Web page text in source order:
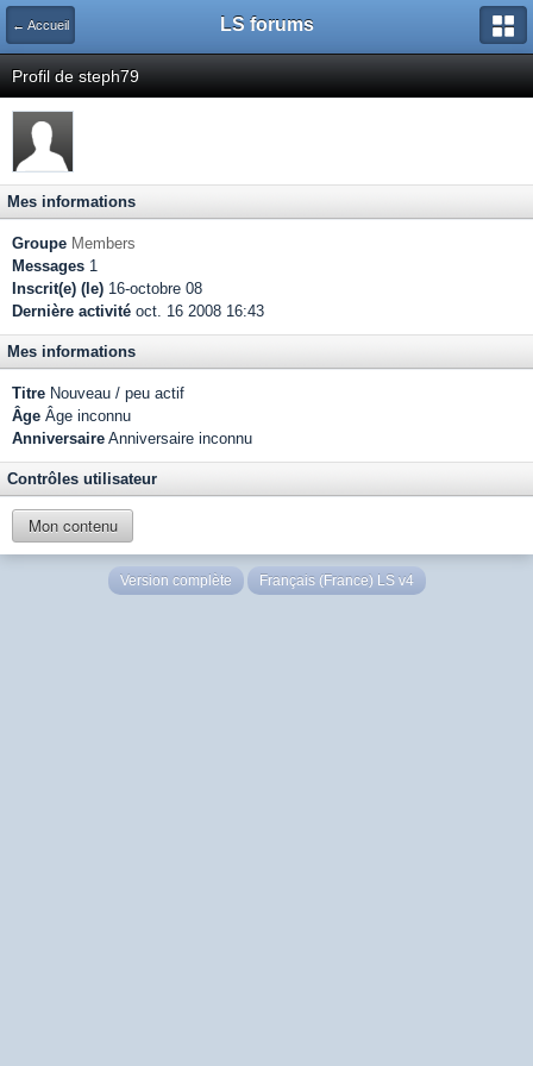
← Accueil LS forums
Profil de steph79
Mes informations
Groupe Members
Messages 1
Inscrit(e) (le) 16-octobre 08
Dernière activité oct. 16 2008 16:43
Mes informations
Titre Nouveau / peu actif
Âge Âge inconnu
Anniversaire Anniversaire inconnu
Contrôles utilisateur
Mon contenu
Version complète Français (France) LS v4